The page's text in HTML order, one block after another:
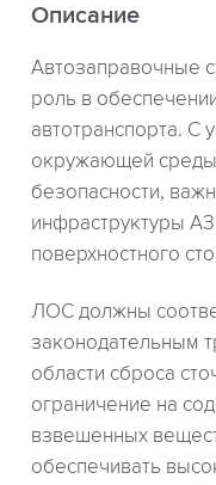
Описание
Автозаправочные
роль в
автотранспорта. С
окружающей среды
безопасности,
инфраструктуры
поверхностного
ЛОС должны
законодательным
области сброса
ограничение на
взвешенных
обеспечивать